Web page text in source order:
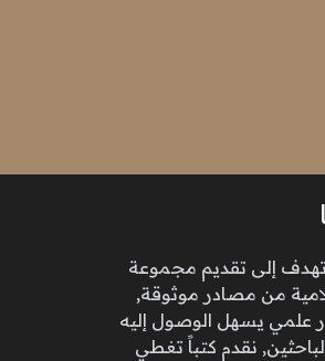
إلى تقديم مجموعة
من مصادر موثوقة,
علمي يسهل الوصول إليه
نقدم كتباً تغطي